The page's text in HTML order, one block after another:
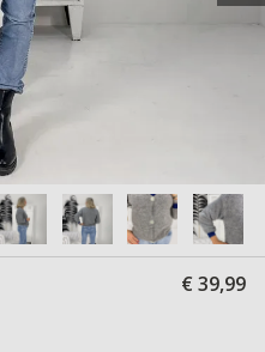
€ 39,99